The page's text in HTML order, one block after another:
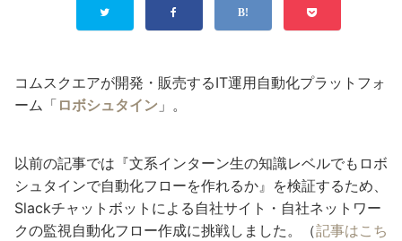
コムスクエアが開発・販売するIT運用自動化プラットフォ
ーム「 ロボシュタイン 」。
以前の記事では『文系インターン生の知識レベルでもロボ
シュタインで自動化フローを作れるか』を検証するため、
Slackチャットボットによる自社サイト・自社ネットワー
クの監視自動化フロー作成に挑戦しました。（記事はこち